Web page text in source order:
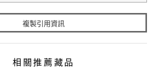
複製引用資訊
相關推薦藏品